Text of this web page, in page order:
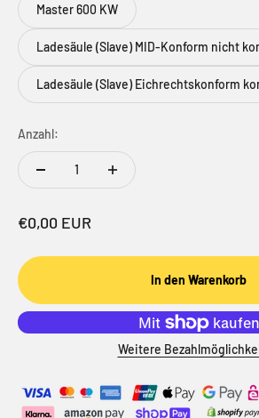
Master 600 KW
Ladesäule (Slave) MID-Konform nicht
Ladesäule (Slave) Eichrechtskonform
Anzahl:
Angebot
€0,00 EUR
In den Warenkorb
Weitere